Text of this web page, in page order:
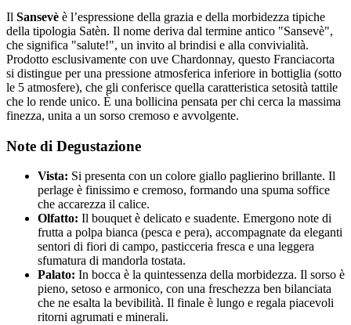
Il Sansevè è l’espressione della grazia e della morbidezza tipiche
della tipologia Satèn. Il nome deriva dal termine antico "Sansevè",
che significa "salute!", un invito al brindisi e alla convivialità.
Prodotto esclusivamente con uve Chardonnay, questo Franciacorta
si distingue per una pressione atmosferica inferiore in bottiglia (sotto
le 5 atmosfere), che gli conferisce quella caratteristica setosità tattile
che lo rende unico. È una bollicina pensata per chi cerca la massima
finezza, unita a un sorso cremoso e avvolgente.
Note di Degustazione
Vista: Si presenta con un colore giallo paglierino brillante. Il
perlage è finissimo e cremoso, formando una spuma soffice
che accarezza il calice.
Olfatto: Il bouquet è delicato e suadente. Emergono note di
frutta a polpa bianca (pesca e pera), accompagnate da eleganti
sentori di fiori di campo, pasticceria fresca e una leggera
sfumatura di mandorla tostata.
Palato: In bocca è la quintessenza della morbidezza. Il sorso è
pieno, setoso e armonico, con una freschezza ben bilanciata
che ne esalta la bevibilità. Il finale è lungo e regala piacevoli
ritorni agrumati e minerali.